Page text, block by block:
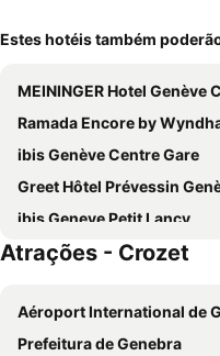
Estes hotéis também
MEININGER Hotel Genève Centre Charmilles
Ramada Encore by Wyndham
ibis Genève Centre Gare
Greet Hôtel Prévessin Genève
ibis Geneve Petit Lancy
Ibis Styles Prévessin Genève Aéroport
Hotel Le Montbrillant
Tor Hotel Geneve
Atrações - Crozet
Aéroport International de Genève - Geneva International Airport
Prefeitura de Genebra